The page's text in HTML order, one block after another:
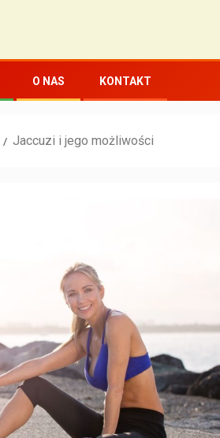
O NAS KONTAKT
Jaccuzi i jego możliwości